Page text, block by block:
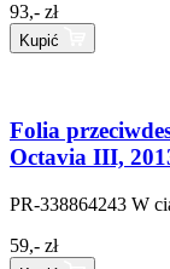
93,- zł
Kupić
Folia
Octavia III,
PR-338864243 W
59,- zł